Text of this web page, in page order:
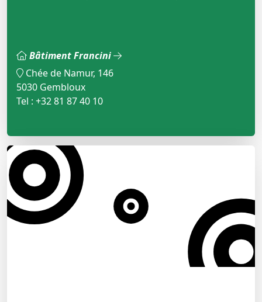
Bâtiment Francini
Chée de Namur, 146
5030 Gembloux
Tel : +32 81 87 40 10